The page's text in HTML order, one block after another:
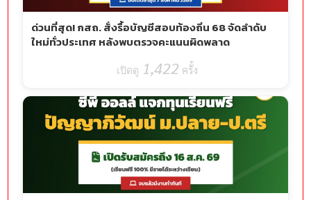
ด่วนที่สุด! กสถ. สั่งรื้อบัญชีสอบท้องถิ่น 68 จัดลำดับ
ใหม่ทั่วประเทศ หลังพบตรวจคะแนนผิดพลาด
1,422 ครั้ง